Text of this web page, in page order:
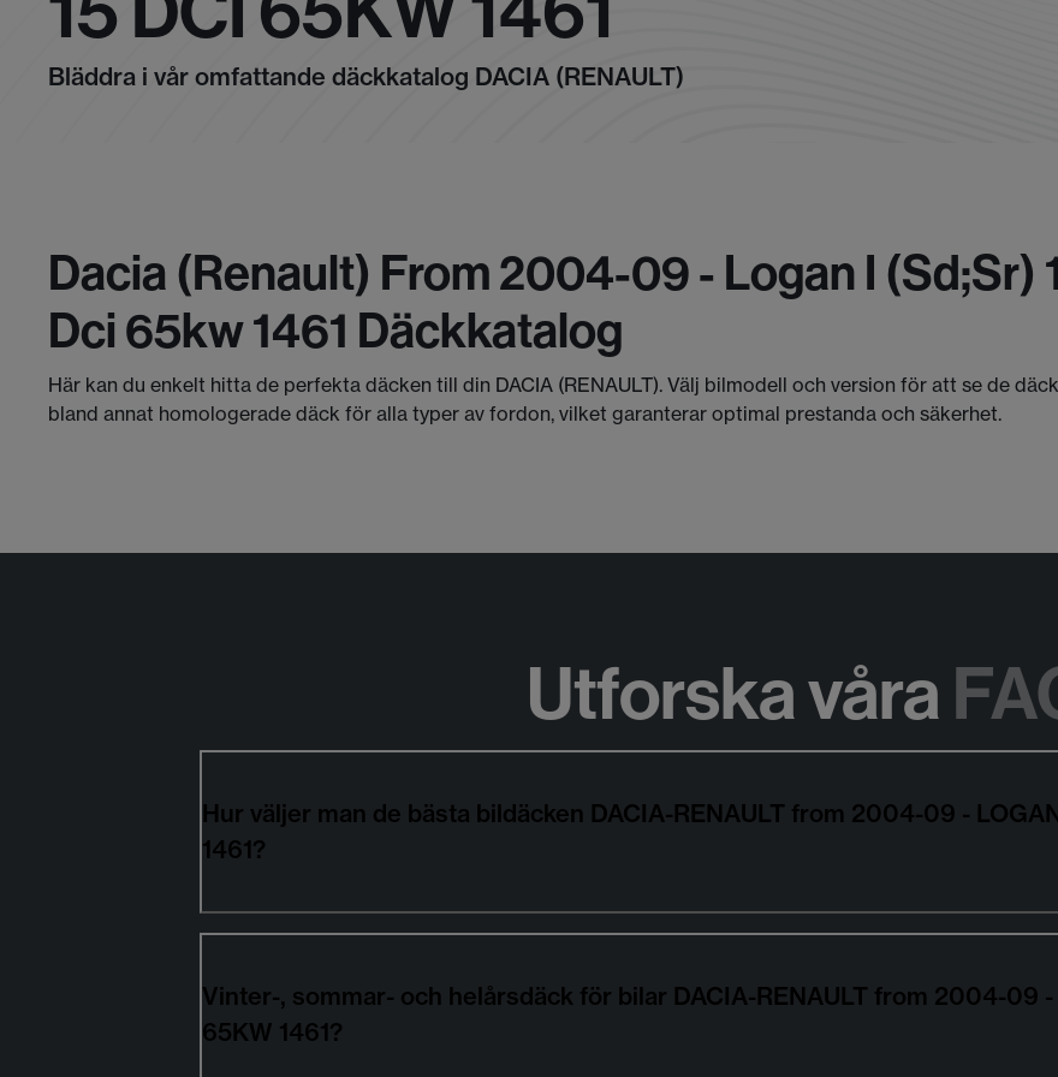
Bläddra i vår omfattande däckkatalog DACIA (RENAULT)
Dacia (renault) From 2004-09 - Logan I (sd;sr)
Dci 65kw 1461 Däckkatalog
Här kan du enkelt hitta de perfekta däcken till din DACIA (RENAULT). Välj bilmodell och version för att se de
bland annat homologerade däck för alla typer av fordon, vilket garanterar optimal prestanda och säkerhet.
Utforska våra
Hur väljer man de bästa bildäcken DACIA-RENAULT from 2004-09 -
1461?
Vinter-, sommar- och helårsdäck för bilar DACIA-RENAULT from 2004-09 -
65KW 1461?